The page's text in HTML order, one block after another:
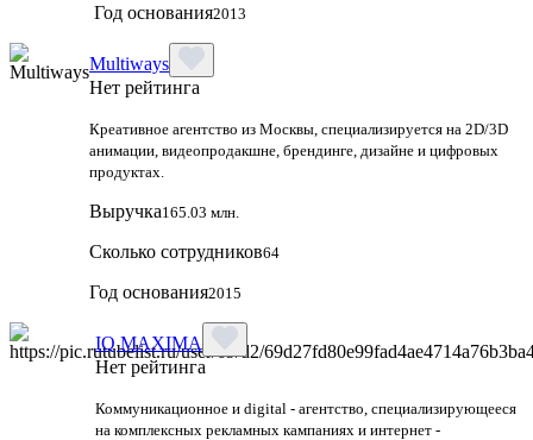
Год основания2013
Multiways
Нет рейтинга
Креативное агентство из Москвы, специализируется на 2D/3D
анимации, видеопродакшне, брендинге, дизайне и цифровых
продуктах.
Выручка165.03 млн.
Сколько сотрудников64
Год основания2015
IQ MAXIMA
Нет рейтинга
Коммуникационное и digital - агентство, специализирующееся
на комплексных рекламных кампаниях и интернет -